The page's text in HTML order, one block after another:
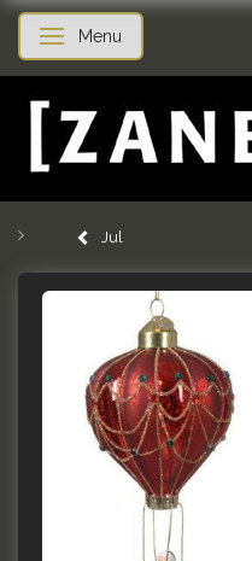
Skifte navigation
Menu
Jul